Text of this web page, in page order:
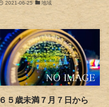
2021-06-25 地域
６５歳未満７月７日から